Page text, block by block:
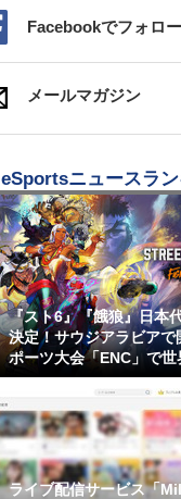
Facebookでフォロー
メールマガジン
eSportsニュースラ
『スト6』『餓狼』日本
決定！サウジアラビアで
ポーツ大会「ENC」で世
ライブ配信サービス「